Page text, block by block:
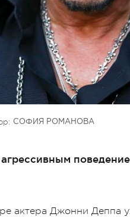
СОФИЯ РОМАНОВА
актера Джонни Деппа